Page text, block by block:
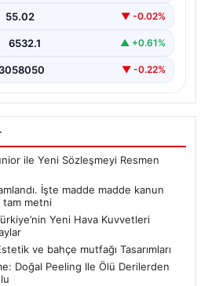
55.02 ▼ -0.02%
6532.1 ▲ +0.61%
3058050 ▼ -0.22%
ile Yeni Sözleşmeyi Resmen
İşte madde madde kanun
metni
Yeni Hava Kuvvetleri
ve bahçe mutfağı Tasarımları
Doğal Peeling Ile Ölü Derilerden